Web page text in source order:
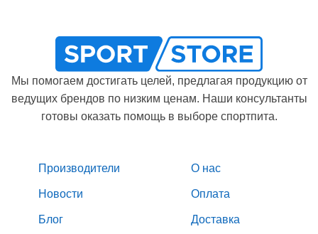
Мы помогаем достигать целей, предлагая продукцию от
ведущих брендов по низким ценам. Наши консультанты
готовы оказать помощь в выборе спортпита.
Производители
Новости
Блог
О нас
Оплата
Доставка